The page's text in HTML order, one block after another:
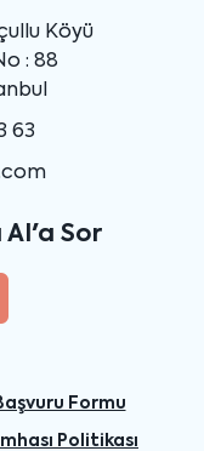
Köyü
: 88
63
AI'a Sor
Formu
Politikası